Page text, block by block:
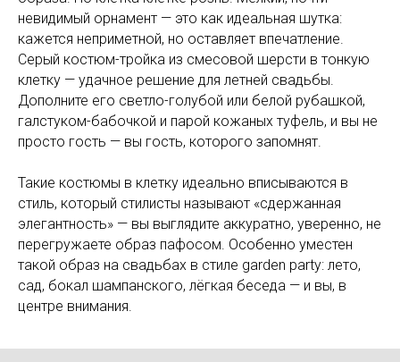
невидимый орнамент — это как идеальная шутка:
кажется неприметной, но оставляет впечатление.
Серый костюм-тройка из смесовой шерсти в тонкую
клетку — удачное решение для летней свадьбы.
Дополните его светло-голубой или белой рубашкой,
галстуком-бабочкой и парой кожаных туфель, и вы не
просто гость — вы гость, которого запомнят.
Такие костюмы в клетку идеально вписываются в
стиль, который стилисты называют «сдержанная
элегантность» — вы выглядите аккуратно, уверенно, не
перегружаете образ пафосом. Особенно уместен
такой образ на свадьбах в стиле garden party: лето,
сад, бокал шампанского, лёгкая беседа — и вы, в
центре внимания.